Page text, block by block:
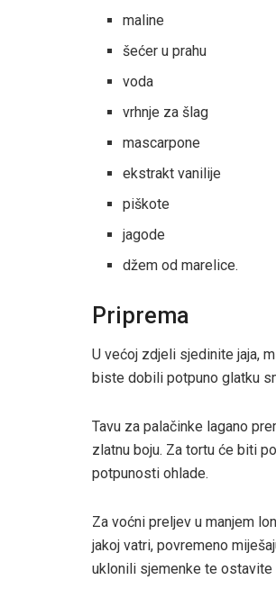
maline
šećer u prahu
voda
vrhnje za šlag
mascarpone
ekstrakt vanilije
piškote
jagode
džem od marelice.
Priprema
U većoj zdjeli sjedinite jaja,
biste dobili potpuno glatku
Tavu za palačinke lagano
zlatnu boju. Za tortu će biti
potpunosti ohlade.
Za voćni preljev u manjem
jakoj vatri, povremeno
uklonili sjemenke te ostavite